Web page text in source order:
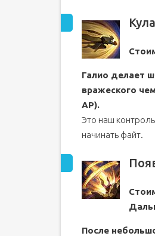
Галио делает
вражеского
AP).
Это наш
начинать файт.
После